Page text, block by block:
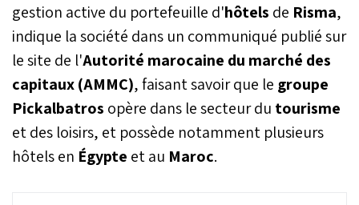
gestion active du portefeuille d'hôtels de Risma,
indique la société dans un communiqué publié sur
le site de l'Autorité marocaine du marché des
capitaux (AMMC), faisant savoir que le groupe
Pickalbatros opère dans le secteur du tourisme
et des loisirs, et possède notamment plusieurs
hôtels en Égypte et au Maroc.